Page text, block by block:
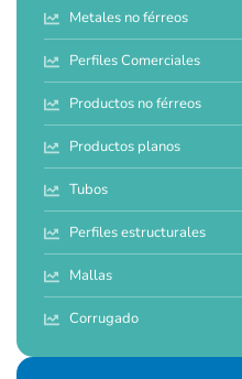
Metales no férreos
Perfiles Comerciales
Productos no férreos
Productos planos
Tubos
Perfiles estructurales
Mallas
Corrugado